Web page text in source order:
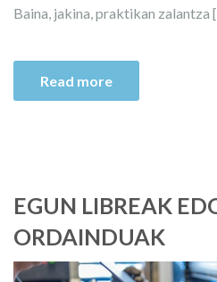
Baina, jakina, praktikan zalantza
Read more
EGUN LIBREAK
ORDAINDUAK